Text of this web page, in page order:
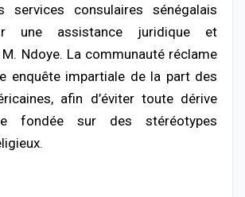
services consulaires sénégalais
une assistance juridique et
M. Ndoye. La communauté réclame
enquête impartiale de la part des
afin d’éviter toute dérive
fondée sur des stéréotypes